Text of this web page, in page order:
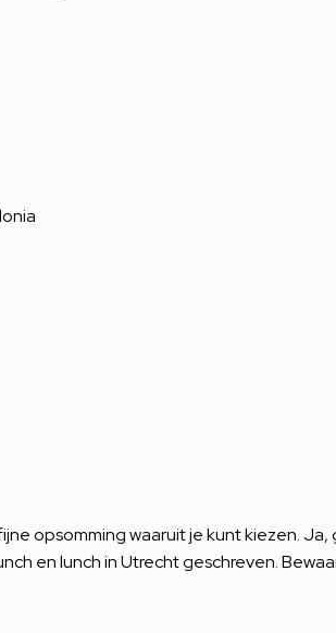
opsomming waaruit je kunt kiezen.
en lunch in Utrecht geschreven.